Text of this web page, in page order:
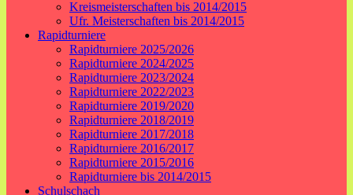
Kreismeisterschaften bis 2014/2015
Ufr. Meisterschaften bis 2014/2015
Rapidturniere
Rapidturniere 2025/2026
Rapidturniere 2024/2025
Rapidturniere 2023/2024
Rapidturniere 2022/2023
Rapidturniere 2019/2020
Rapidturniere 2018/2019
Rapidturniere 2017/2018
Rapidturniere 2016/2017
Rapidturniere 2015/2016
Rapidturniere bis 2014/2015
Schulschach